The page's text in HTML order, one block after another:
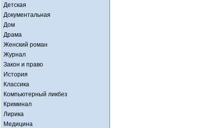
Детская
Документальная
Дом
Драма
Женский роман
Журнал
Закон и право
История
Классика
Компьютерный ликбез
Криминал
Лирика
Медицина